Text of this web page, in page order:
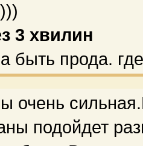
3 хвилин
быть прода.
очень
подойдет